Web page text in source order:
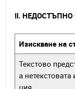
II.
Изискване на
Текстово
а
ция